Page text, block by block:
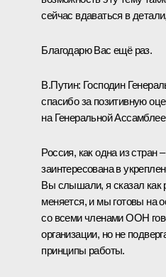
сейчас вдаваться в
Благодарю Вас ещё раз.
В.Путин: Господин
спасибо за позитивную
на Генеральной
Россия, как одна из
заинтересована в
Вы слышали, я сказал как
меняется, и мы готовы на
со всеми членами ООН
организации, но не
принципы работы.